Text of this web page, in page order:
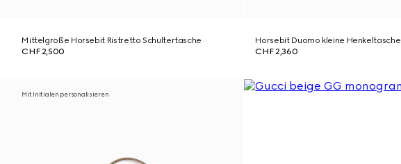
Mittelgroße Horsebit Ristretto Schultertasche
CHF 2,500
Horsebit Duomo kleine Henkeltasche
CHF 2,360
Mit Initialen personalisieren